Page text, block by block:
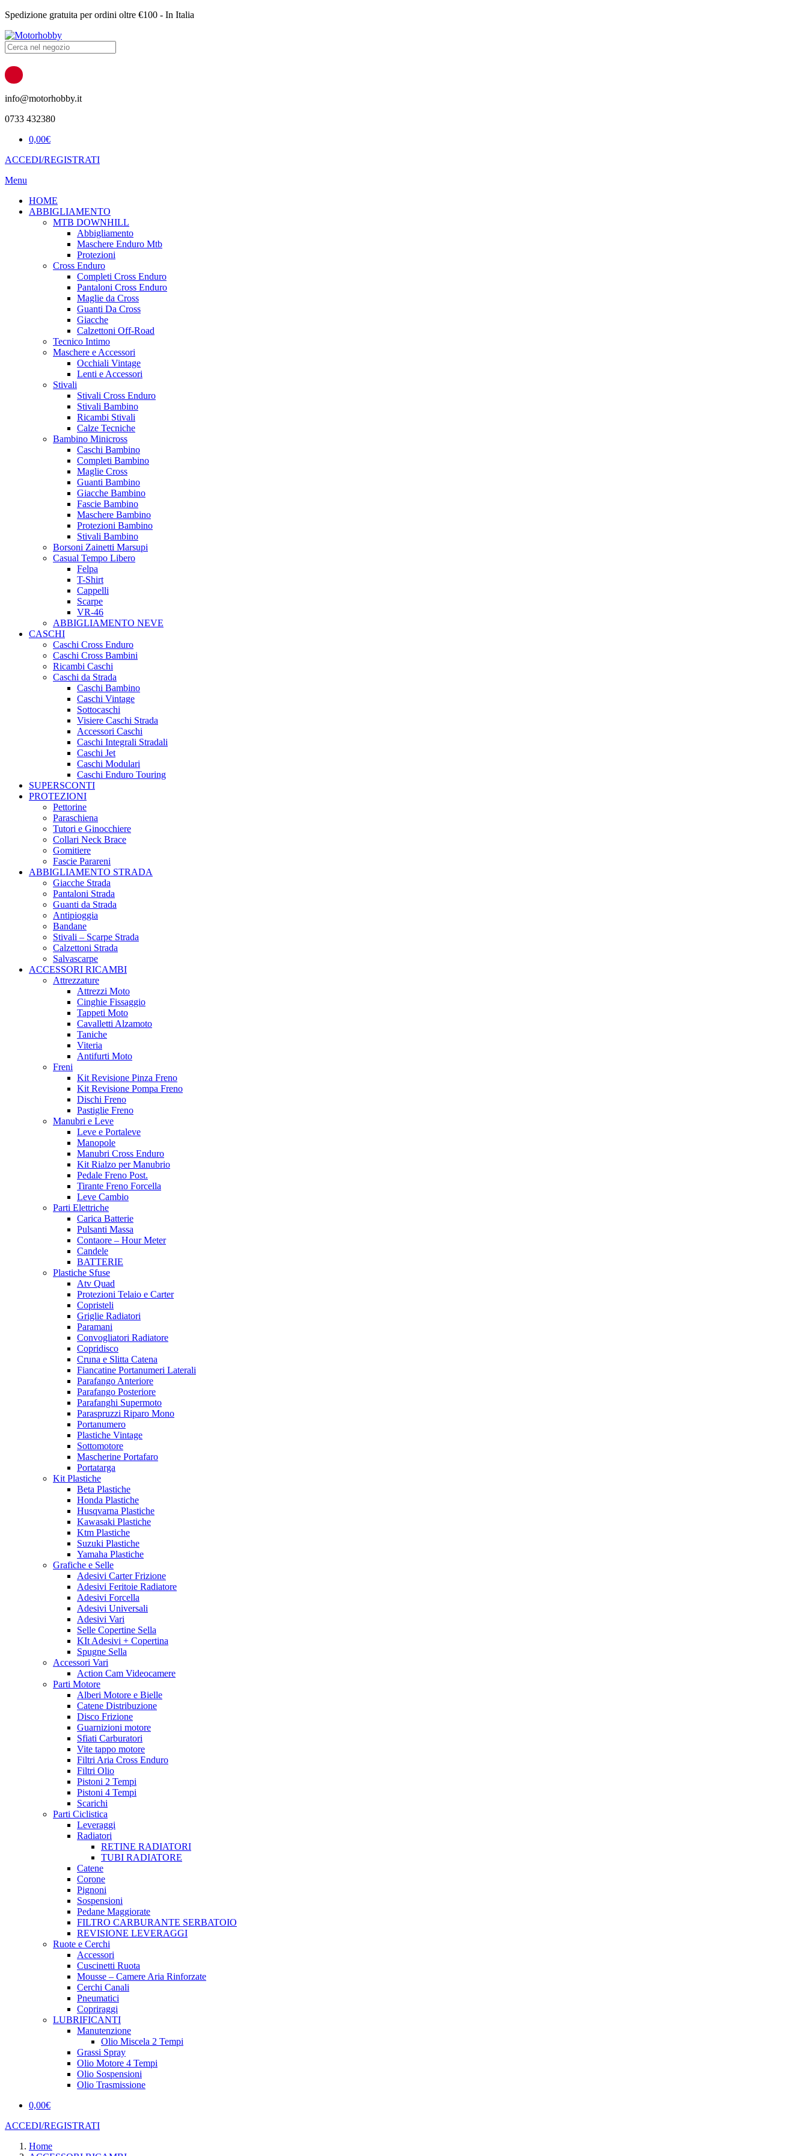
Spedizione gratuita per ordini oltre €100 - In Italia
Products
search
info@motorhobby.it
0733 432380
0,00€
ACCEDI/REGISTRATI
Menu
HOME
ABBIGLIAMENTO
MTB DOWNHILL
Abbigliamento
Maschere Enduro Mtb
Protezioni
Cross Enduro
Completi Cross Enduro
Pantaloni Cross Enduro
Maglie da Cross
Guanti Da Cross
Giacche
Calzettoni Off-Road
Tecnico Intimo
Maschere e Accessori
Occhiali Vintage
Lenti e Accessori
Stivali
Stivali Cross Enduro
Stivali Bambino
Ricambi Stivali
Calze Tecniche
Bambino Minicross
Caschi Bambino
Completi Bambino
Maglie Cross
Guanti Bambino
Giacche Bambino
Fascie Bambino
Maschere Bambino
Protezioni Bambino
Stivali Bambino
Borsoni Zainetti Marsupi
Casual Tempo Libero
Felpa
T-Shirt
Cappelli
Scarpe
VR-46
ABBIGLIAMENTO NEVE
CASCHI
Caschi Cross Enduro
Caschi Cross Bambini
Ricambi Caschi
Caschi da Strada
Caschi Bambino
Caschi Vintage
Sottocaschi
Visiere Caschi Strada
Accessori Caschi
Caschi Integrali Stradali
Caschi Jet
Caschi Modulari
Caschi Enduro Touring
SUPERSCONTI
PROTEZIONI
Pettorine
Paraschiena
Tutori e Ginocchiere
Collari Neck Brace
Gomitiere
Fascie Parareni
ABBIGLIAMENTO STRADA
Giacche Strada
Pantaloni Strada
Guanti da Strada
Antipioggia
Bandane
Stivali – Scarpe Strada
Calzettoni Strada
Salvascarpe
ACCESSORI RICAMBI
Attrezzature
Attrezzi Moto
Cinghie Fissaggio
Tappeti Moto
Cavalletti Alzamoto
Taniche
Viteria
Antifurti Moto
Freni
Kit Revisione Pinza Freno
Kit Revisione Pompa Freno
Dischi Freno
Pastiglie Freno
Manubri e Leve
Leve e Portaleve
Manopole
Manubri Cross Enduro
Kit Rialzo per Manubrio
Pedale Freno Post.
Tirante Freno Forcella
Leve Cambio
Parti Elettriche
Carica Batterie
Pulsanti Massa
Contaore – Hour Meter
Candele
BATTERIE
Plastiche Sfuse
Atv Quad
Protezioni Telaio e Carter
Copristeli
Griglie Radiatori
Paramani
Convogliatori Radiatore
Copridisco
Cruna e Slitta Catena
Fiancatine Portanumeri Laterali
Parafango Anteriore
Parafango Posteriore
Parafanghi Supermoto
Paraspruzzi Riparo Mono
Portanumero
Plastiche Vintage
Sottomotore
Mascherine Portafaro
Portatarga
Kit Plastiche
Beta Plastiche
Honda Plastiche
Husqvarna Plastiche
Kawasaki Plastiche
Ktm Plastiche
Suzuki Plastiche
Yamaha Plastiche
Grafiche e Selle
Adesivi Carter Frizione
Adesivi Feritoie Radiatore
Adesivi Forcella
Adesivi Universali
Adesivi Vari
Selle Copertine Sella
KIt Adesivi + Copertina
Spugne Sella
Accessori Vari
Action Cam Videocamere
Parti Motore
Alberi Motore e Bielle
Catene Distribuzione
Disco Frizione
Guarnizioni motore
Sfiati Carburatori
Vite tappo motore
Filtri Aria Cross Enduro
Filtri Olio
Pistoni 2 Tempi
Pistoni 4 Tempi
Scarichi
Parti Ciclistica
Leveraggi
Radiatori
RETINE RADIATORI
TUBI RADIATORE
Catene
Corone
Pignoni
Sospensioni
Pedane Maggiorate
FILTRO CARBURANTE SERBATOIO
REVISIONE LEVERAGGI
Ruote e Cerchi
Accessori
Cuscinetti Ruota
Mousse – Camere Aria Rinforzate
Cerchi Canali
Pneumatici
Copriraggi
LUBRIFICANTI
Manutenzione
Olio Miscela 2 Tempi
Grassi Spray
Olio Motore 4 Tempi
Olio Sospensioni
Olio Trasmissione
0,00€
ACCEDI/REGISTRATI
Home